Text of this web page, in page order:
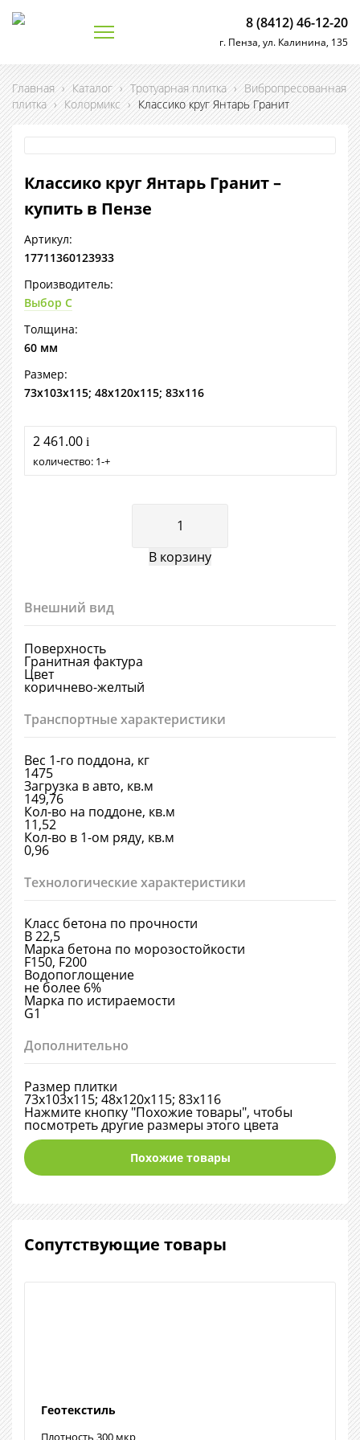
8 (8412) 46-12-20
г. Пенза, ул. Калинина, 135
Главная › Каталог › Тротуарная плитка › Вибропресованная
плитка › Колормикс › Классико круг Янтарь Гранит
Классико круг Янтарь Гранит –
купить в Пензе
Артикул:
17711360123933
Производитель:
Выбор С
Толщина:
60 мм
Размер:
73х103х115; 48х120х115; 83х116
2 461.00 i
количество: 1 +
Внешний вид
Поверхность
Гранитная фактура
Цвет
коричнево-желтый
Транспортные характеристики
Вес 1-го поддона, кг
1475
Загрузка в авто, кв.м
149,76
Кол-во на поддоне, кв.м
11,52
Кол-во в 1-ом ряду, кв.м
0,96
Технологические характеристики
Класс бетона по прочности
В 22,5
Марка бетона по морозостойкости
F150, F200
Водопоглощение
не более 6%
Марка по истираемости
G1
Дополнительно
Размер плитки
73х103х115; 48х120х115; 83х116
Нажмите кнопку "Похожие товары", чтобы
посмотреть другие размеры этого цвета
Похожие товары
Сопутствующие товары
Геотекстиль
Плотность 300 мкр